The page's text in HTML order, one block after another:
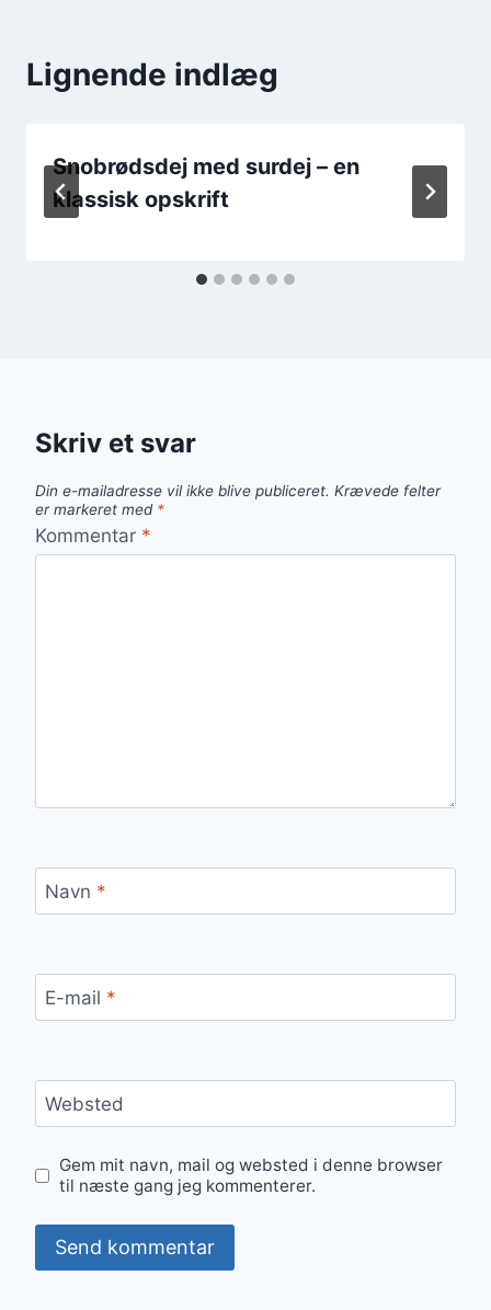
Lignende indlæg
Snobrødsdej med surdej – en
klassisk opskrift
Skriv et svar
Din e-mailadresse vil ikke blive publiceret. Krævede felter
er markeret med *
Kommentar *
Navn *
E-mail *
Websted
Gem mit navn, mail og websted i denne browser
til næste gang jeg kommenterer.